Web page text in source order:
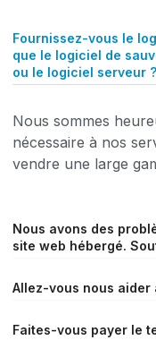
Fournissez-vous le
que le logiciel de
ou le logiciel serveur ?
Nous sommes
nécessaire à nos
vendre une large
Nous avons des
site web hébergé.
Allez-vous nous
Faites-vous payer le